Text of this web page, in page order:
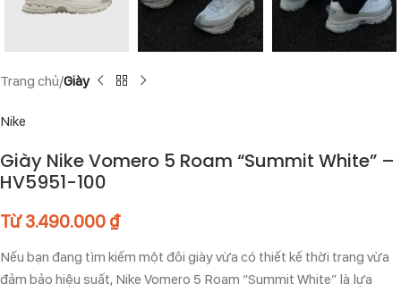
Trang chủ Giày
Nike
Giày Nike Vomero 5 Roam “Summit White” –
HV5951-100
Từ3.490.000 ₫
Nếu bạn đang tìm kiếm một đôi giày vừa có thiết kế thời trang vừa
đảm bảo hiệu suất, Nike Vomero 5 Roam “Summit White” là lựa